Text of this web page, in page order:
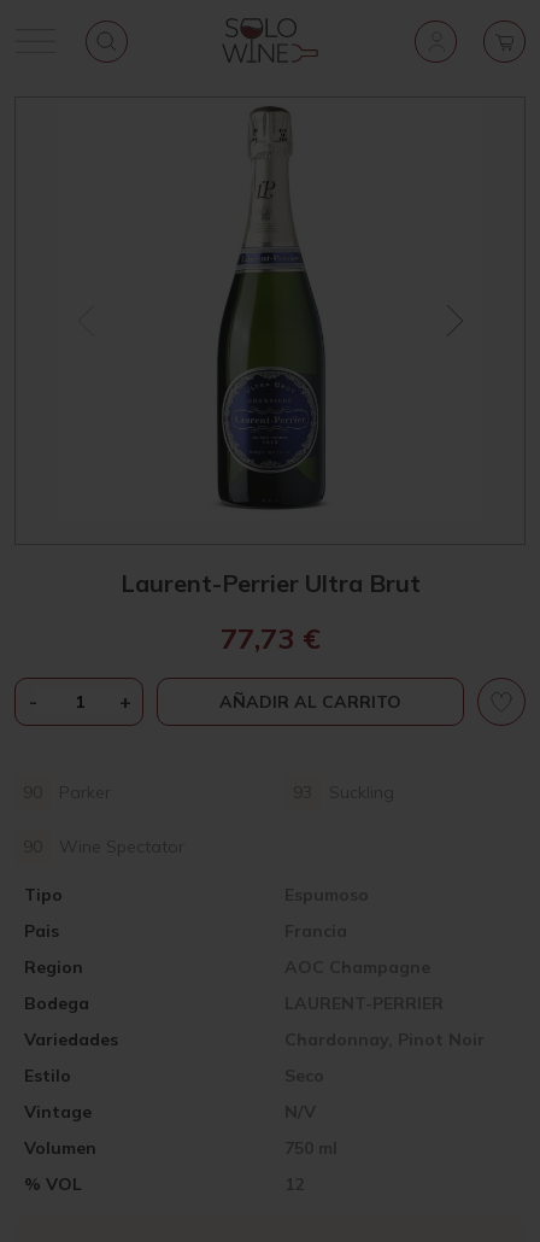
Laurent-Perrier Ultra Brut
Parker Suckling
Wine Spectator
Pais Francia
Vintage N/V
Region AOC Champagne
Volumen 750 ml
Bodega LAURENT-PERRIER
% VOL 12
Variedades Chardonnay, Pinot Noir
Tipo Espumoso
Estilo Seco
77,73 €
-LAURENT-
PERRIER
CANTIDAD
+ AÑADIR AL CARRITO